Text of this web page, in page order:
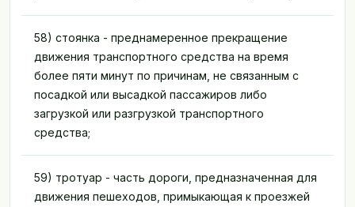
58) стоянка - преднамеренное прекращение
движения транспортного средства на время
более пяти минут по причинам, не связанным с
посадкой или высадкой пассажиров либо
загрузкой или разгрузкой транспортного
средства;
59) тротуар - часть дороги, предназначенная для
движения пешеходов, примыкающая к проезжей